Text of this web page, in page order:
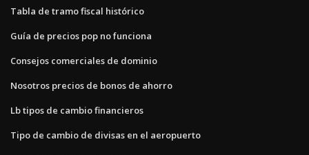
Tabla de tramo fiscal histórico
Guía de precios pop no funciona
Consejos comerciales de dominio
Nosotros precios de bonos de ahorro
Lb tipos de cambio financieros
Tipo de cambio de divisas en el aeropuerto